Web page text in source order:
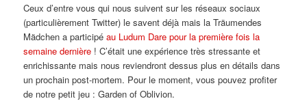
Ceux d’entre vous qui nous suivent sur les réseaux sociaux
(particulièrement Twitter) le savent déjà mais la Träumendes
Mädchen a participéau Ludum Dare pour la première fois la
semaine dernière ! C’était une expérience très stressante et
enrichissante mais nous reviendront dessus plus en détails dans
un prochain post-mortem. Pour le moment, vous pouvez profiter
de notre petit jeu : Garden of Oblivion.